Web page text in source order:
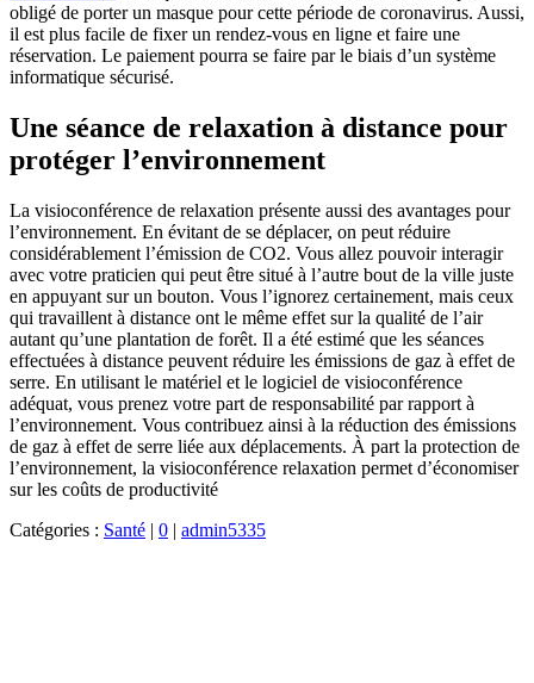
obligé de porter un masque pour cette période de coronavirus. Aussi,
il est plus facile de fixer un rendez-vous en ligne et faire une
réservation. Le paiement pourra se faire par le biais d’un système
informatique sécurisé.
Une séance de relaxation à distance pour
protéger l’environnement
La visioconférence de relaxation présente aussi des avantages pour
l’environnement. En évitant de se déplacer, on peut réduire
considérablement l’émission de CO2. Vous allez pouvoir interagir
avec votre praticien qui peut être situé à l’autre bout de la ville juste
en appuyant sur un bouton. Vous l’ignorez certainement, mais ceux
qui travaillent à distance ont le même effet sur la qualité de l’air
autant qu’une plantation de forêt. Il a été estimé que les séances
effectuées à distance peuvent réduire les émissions de gaz à effet de
serre. En utilisant le matériel et le logiciel de visioconférence
adéquat, vous prenez votre part de responsabilité par rapport à
l’environnement. Vous contribuez ainsi à la réduction des émissions
de gaz à effet de serre liée aux déplacements. À part la protection de
l’environnement, la visioconférence relaxation permet d’économiser
sur les coûts de productivité
Catégories : Santé | 0 | admin5335